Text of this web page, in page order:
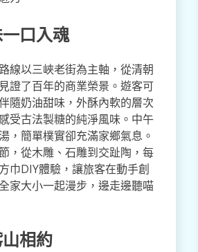
口入魂
線以三峽老街為主軸，從清朝
證了百年的商業榮景。遊客可
隨奶油甜味，外酥內軟的層次
受古法製糖的純淨風味。中午
，簡單樸實卻充滿家鄉氣息。
，從木雕、石雕到交趾陶，每
巾DIY體驗，讓旅客在動手創
家大小一起漫步，邊走邊聽喵
相約